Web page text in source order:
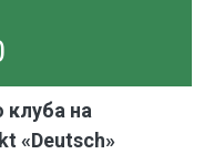
клуба на
«Deutsch»